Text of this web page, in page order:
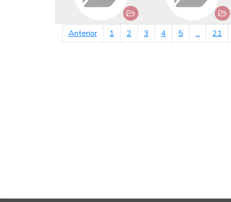
Anteriorpágina anterior
1 2 3 4 5 ... 21